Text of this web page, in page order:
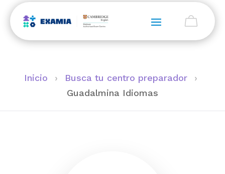
Inicio › Busca tu centro preparador
›
Guadalmina Idiomas